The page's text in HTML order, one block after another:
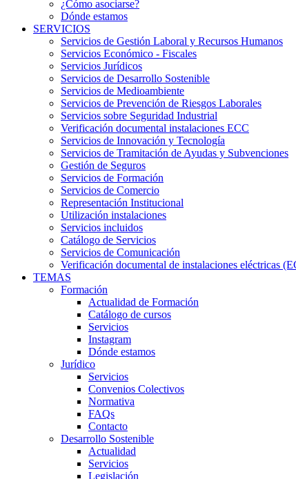
¿Cómo asociarse?
Dónde estamos
SERVICIOS
Servicios de Gestión Laboral y Recursos Humanos
Servicios Económico - Fiscales
Servicios Jurídicos
Servicios de Desarrollo Sostenible
Servicios de Medioambiente
Servicios de Prevención de Riesgos Laborales
Servicios sobre Seguridad Industrial
Verificación documental instalaciones ECC
Servicios de Innovación y Tecnología
Servicios de Tramitación de Ayudas y Subvenciones
Gestión de Seguros
Servicios de Formación
Servicios de Comercio
Representación Institucional
Utilización instalaciones
Servicios incluidos
Catálogo de Servicios
Servicios de Comunicación
Verificación documental de instalaciones eléctricas
TEMAS
Formación
Actualidad de Formación
Catálogo de cursos
Servicios
Instagram
Dónde estamos
Jurídico
Servicios
Convenios Colectivos
Normativa
FAQs
Contacto
Desarrollo Sostenible
Actualidad
Servicios
Legislación